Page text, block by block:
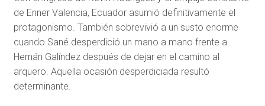
de Enner Valencia, Ecuador asumió definitivamente el
protagonismo. También sobrevivió a un susto enorme
cuando Sané desperdició un mano a mano frente a
Hernán Galíndez después de dejar en el camino al
arquero. Aquella ocasión desperdiciada resultó
determinante.